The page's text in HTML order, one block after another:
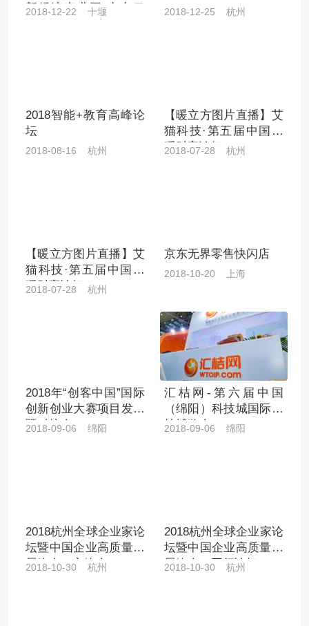
新经济产业园 京东云
2018-12-22 十堰
Club New Year Music
2018-12-25 杭州
2018智能+教育高峰论
坛
2018-08-16 杭州
【暖立方图片直播】艾
猫科技·第五届中国供
暖财富论坛
2018-07-28 杭州
【暖立方图片直播】艾
猫科技·第五届中国供
暖财富论坛
2018-07-28 杭州
京东无界零售快闪店
2018-10-20 上海
2018年“创客中国”国际
创新创业大赛项目发布
暨对接会
2018-09-06 绵阳
汇桔网-第六届中国
（绵阳）科技城国际科
技博览会
2018-09-06 绵阳
2018杭州全球企业家论
坛暨中国企业高质量发
展峰会（主峰会）
2018-10-30 杭州
2018杭州全球企业家论
坛暨中国企业高质量发
展峰会（平行论坛）
2018-10-30 杭州